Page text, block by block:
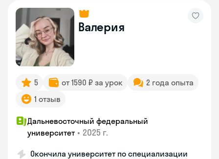
Валерия
5 от 1590 ₽ за урок
2 года опыта
1 отзыв
Дальневосточный федеральный
университет • 2025 г.
Окончила университет по специализации